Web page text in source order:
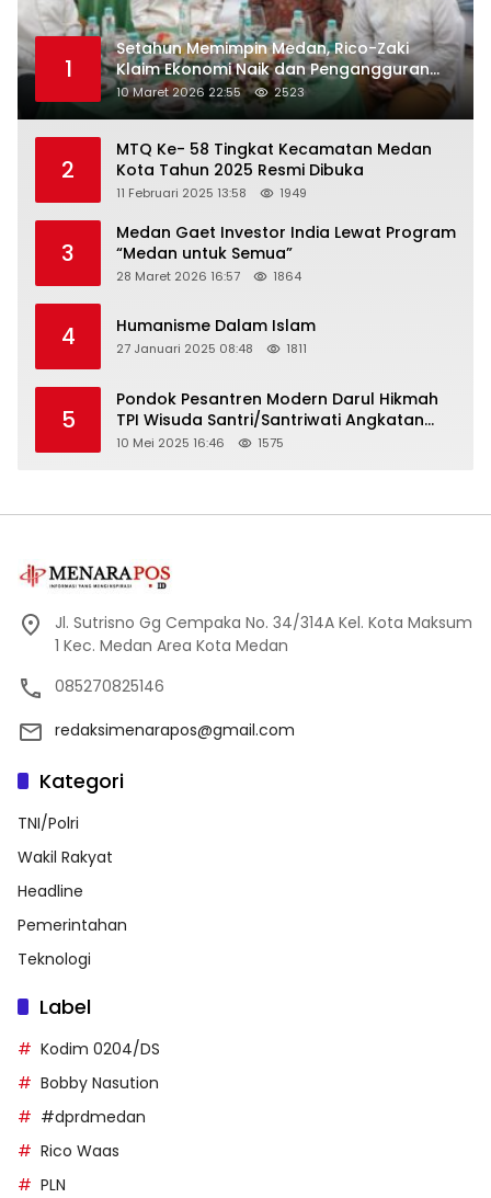
1
Setahun Memimpin Medan, Rico-Zaki
Klaim Ekonomi Naik dan Pengangguran
Turun
10 Maret 2026 22:55 2523
2
MTQ Ke- 58 Tingkat Kecamatan Medan
Kota Tahun 2025 Resmi Dibuka
11 Februari 2025 13:58 1949
3
Medan Gaet Investor India Lewat Program
“Medan untuk Semua”
28 Maret 2026 16:57 1864
4 Humanisme Dalam Islam
27 Januari 2025 08:48 1811
5
Pondok Pesantren Modern Darul Hikmah
TPI Wisuda Santri/Santriwati Angkatan
XXXIII
10 Mei 2025 16:46 1575
Jl. Sutrisno Gg Cempaka No. 34/314A Kel. Kota Maksum
1 Kec. Medan Area Kota Medan
085270825146
redaksimenarapos@gmail.com
Kategori
TNI/Polri
Wakil Rakyat
Headline
Pemerintahan
Teknologi
Label
Kodim 0204/DS
Bobby Nasution
#dprdmedan
Rico Waas
PLN